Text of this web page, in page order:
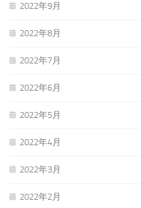
2022年9月
2022年8月
2022年7月
2022年6月
2022年5月
2022年4月
2022年3月
2022年2月